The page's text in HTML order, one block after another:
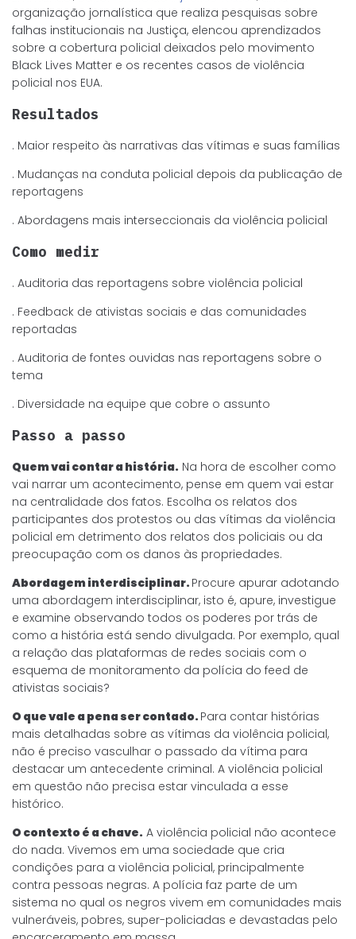
organização jornalística que realiza pesquisas sobre
falhas institucionais na Justiça, elencou aprendizados
sobre a cobertura policial deixados pelo movimento
Black Lives Matter e os recentes casos de violência
policial nos EUA.
Resultados
. Maior respeito às narrativas das vítimas e suas famílias
. Mudanças na conduta policial depois da publicação de
reportagens
. Abordagens mais interseccionais da violência policial
Como medir
. Auditoria das reportagens sobre violência policial
. Feedback de ativistas sociais e das comunidades
reportadas
. Auditoria de fontes ouvidas nas reportagens sobre o
tema
. Diversidade na equipe que cobre o assunto
Passo a passo
Quem vai contar a história. Na hora de escolher como
vai narrar um acontecimento, pense em quem vai estar
na centralidade dos fatos. Escolha os relatos dos
participantes dos protestos ou das vítimas da violência
policial em detrimento dos relatos dos policiais ou da
preocupação com os danos às propriedades.
Abordagem interdisciplinar. Procure apurar adotando
uma abordagem interdisciplinar, isto é, apure, investigue
e examine observando todos os poderes por trás de
como a história está sendo divulgada. Por exemplo, qual
a relação das plataformas de redes sociais com o
esquema de monitoramento da polícia do feed de
ativistas sociais?
O que vale a pena ser contado. Para contar histórias
mais detalhadas sobre as vítimas da violência policial,
não é preciso vasculhar o passado da vítima para
destacar um antecedente criminal. A violência policial
em questão não precisa estar vinculada a esse
histórico.
O contexto é a chave. A violência policial não acontece
do nada. Vivemos em uma sociedade que cria
condições para a violência policial, principalmente
contra pessoas negras. A polícia faz parte de um
sistema no qual os negros vivem em comunidades mais
vulneráveis, pobres, super-policiadas e devastadas pelo